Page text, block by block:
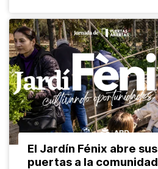
El Jardín Fénix abre sus
puertas a la comunidad